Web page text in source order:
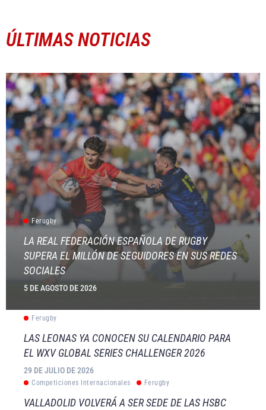
ÚLTIMAS NOTICIAS
Ferugby
LA REAL FEDERACIÓN ESPAÑOLA DE RUGBY
SUPERA EL MILLÓN DE SEGUIDORES EN SUS REDES
SOCIALES
5 DE AGOSTO DE 2026
Ferugby
LAS LEONAS YA CONOCEN SU CALENDARIO PARA
EL WXV GLOBAL SERIES CHALLENGER 2026
29 DE JULIO DE 2026
Competiciones Internacionales Ferugby
VALLADOLID VOLVERÁ A SER SEDE DE LAS HSBC